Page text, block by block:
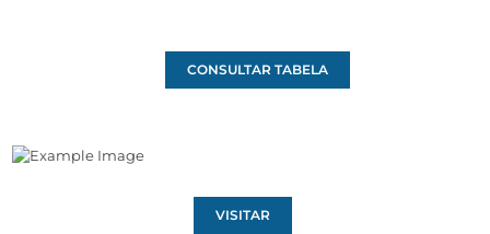
CONSULTAR TABELA
VISITAR